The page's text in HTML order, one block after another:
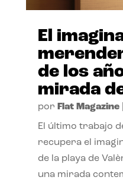
El
de los
mirada
por Flat Magazine|
El último trabajo
recupera el
de la playa de
una mirada